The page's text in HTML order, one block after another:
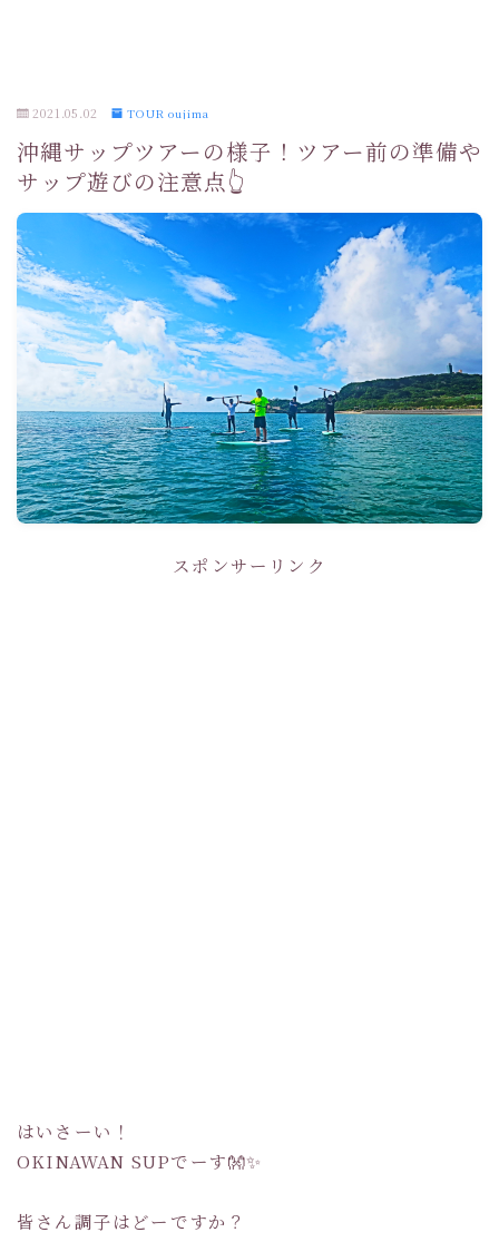
2021.05.02 TOUR oujima
沖縄サップツアーの様子！ツアー前の準備や
サップ遊びの注意点👆
スポンサーリンク
はいさーい！
OKINAWAN SUPでーす👐✨
皆さん調子はどーですか？